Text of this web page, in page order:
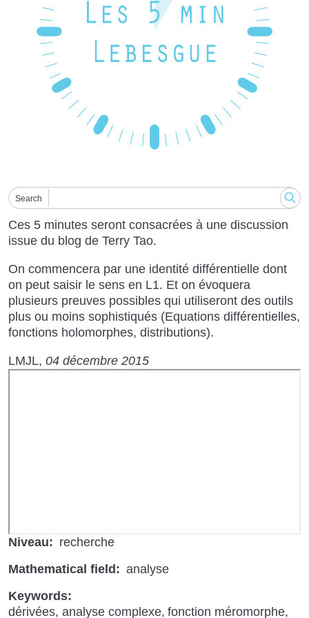
Search
Ces 5 minutes seront consacrées à une discussion
issue du blog de Terry Tao.
On commencera par une identité différentielle dont
on peut saisir le sens en L1. Et on évoquera
plusieurs preuves possibles qui utiliseront des outils
plus ou moins sophistiqués (Equations différentielles,
fonctions holomorphes, distributions).
LMJL 04 décembre 2015
Niveau
recherche
Mathematical field
analyse
Keywords
dérivées analyse complexe fonction méromorphe